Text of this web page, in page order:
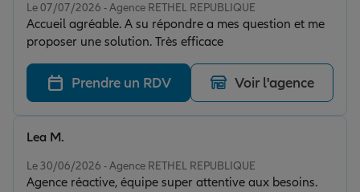
Le 07/07/2026 - Agence RETHEL REPUBLIQUE
Accueil agréable. A su répondre a mes question et me
proposer une solution. Très efficace
Prendre un RDV Voir l'agence
Le 30/06/2026 - Agence RETHEL REPUBLIQUE
Agence réactive, équipe super attentive aux besoins.
Lea M.